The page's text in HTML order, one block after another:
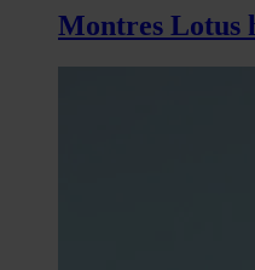
Montres Lotus